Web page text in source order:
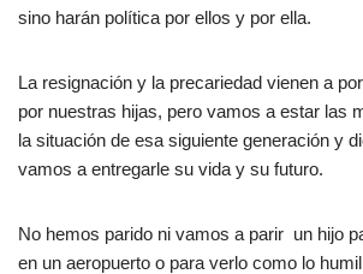
sino harán política por ellos y por ella.
La resignación y la precariedad vienen a
por nuestras hijas, pero vamos a estar las
la situación de esa siguiente generación y
vamos a entregarle su vida y su futuro.
No hemos parido ni vamos a parir un hijo
en un aeropuerto o para verlo como lo